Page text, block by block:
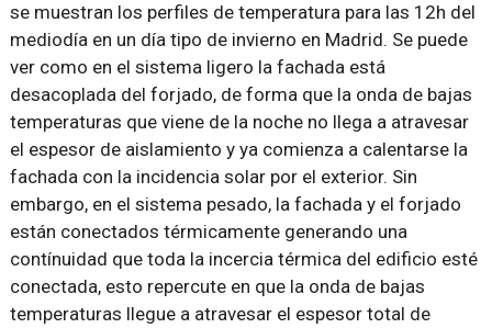
se muestran los perfiles de temperatura para las 12h del
mediodía en un día tipo de invierno en Madrid. Se puede
ver como en el sistema ligero la fachada está
desacoplada del forjado, de forma que la onda de bajas
temperaturas que viene de la noche no llega a atravesar
el espesor de aislamiento y ya comienza a calentarse la
fachada con la incidencia solar por el exterior. Sin
embargo, en el sistema pesado, la fachada y el forjado
están conectados térmicamente generando una
contínuidad que toda la incercia térmica del edificio esté
conectada, esto repercute en que la onda de bajas
temperaturas llegue a atravesar el espesor total de